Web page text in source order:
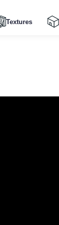
Textures